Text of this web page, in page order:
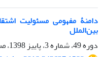
دامنۀ مفهومی مسئولیت
بین‌الملل
دوره 49، شماره 3، پاییز 1398، صفحه